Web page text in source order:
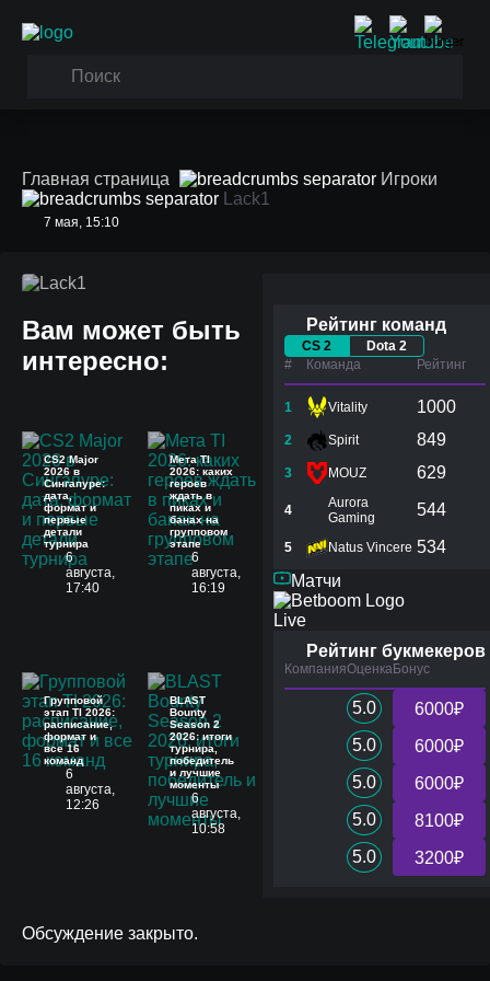
Главная страница
Игроки
Lack1
7 мая, 15:10
Lack1
Вам может быть
интересно:
CS2 Major
2026 в
Сингапуре:
дата,
формат и
первые
детали
турнира
6
августа,
17:40
Мета TI
2026: каких
героев
ждать в
пиках и
банах на
групповом
этапе
6
августа,
16:19
Групповой
этап TI 2026:
расписание,
формат и
все 16
команд
6
августа,
12:26
BLAST
Bounty
Season 2
2026: итоги
турнира,
победитель
и лучшие
моменты
6
августа,
10:58
Обсуждение закрыто.
Рейтинг команд
CS 2
Dota 2
#
Команда Рейтинг
1 Vitality 1000
2 Spirit 849
3 MOUZ 629
4
Aurora
Gaming
544
5 Natus Vincere 534
Матчи
Live
Рейтинг букмекеров
КомпанияОценкаБонус
5.0
6000₽
5.0
6000₽
5.0
6000₽
5.0
8100₽
5.0
3200₽